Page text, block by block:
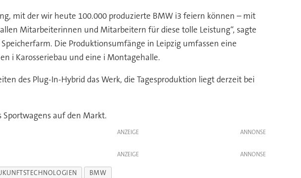
mit der wir heute 100.000 produzierte BMW i3 feiern können – mit
Mitarbeiterinnen und Mitarbeitern für diese tolle Leistung“, sagte
Die Produktionsumfänge in Leipzig umfassen eine
i Karosseriebau und eine i Montagehalle.
des Plug-In-Hybrid das Werk, die Tagesproduktion liegt derzeit bei
Sportwagens auf den Markt.
ANZEIGE
ANZEIGE
BMW